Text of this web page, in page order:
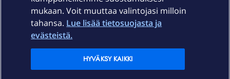
Ajankohtaista
Elisa Oyj
mukaan. Voit muuttaa valintojasi milloin
tahansa. Lue lisää tietosuojasta ja
evästeistä.
HYVÄKSY KAIKKI